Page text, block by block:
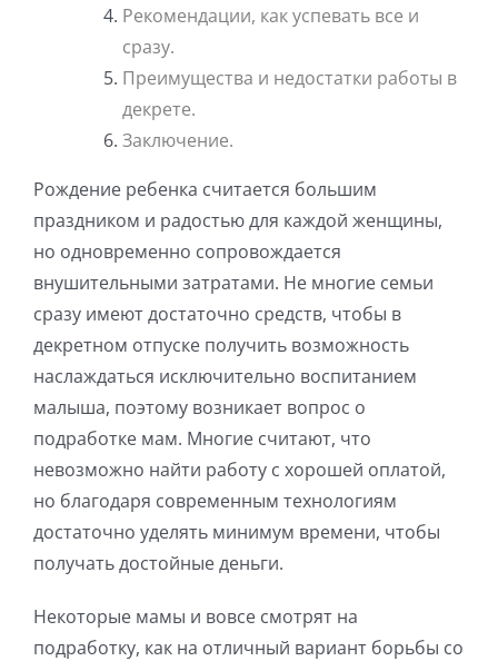
Рекомендации, как успевать все и
сразу.
Преимущества и недостатки работы в
декрете.
Заключение.
Рождение ребенка считается большим
праздником и радостью для каждой женщины,
но одновременно сопровождается
внушительными затратами. Не многие семьи
сразу имеют достаточно средств, чтобы в
декретном отпуске получить возможность
наслаждаться исключительно воспитанием
малыша, поэтому возникает вопрос о
подработке мам. Многие считают, что
невозможно найти работу с хорошей оплатой,
но благодаря современным технологиям
достаточно уделять минимум времени, чтобы
получать достойные деньги.
Некоторые мамы и вовсе смотрят на
подработку, как на отличный вариант борьбы со